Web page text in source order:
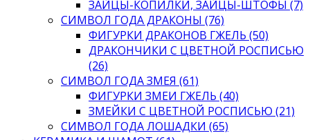
ЗАЙЦЫ-КОПИЛКИ, ЗАЙЦЫ-ШТОФЫ (7)
СИМВОЛ ГОДА ДРАКОНЫ (76)
ФИГУРКИ ДРАКОНОВ ГЖЕЛЬ (50)
ДРАКОНЧИКИ С ЦВЕТНОЙ РОСПИСЬЮ
(26)
СИМВОЛ ГОДА ЗМЕЯ (61)
ФИГУРКИ ЗМЕИ ГЖЕЛЬ (40)
ЗМЕЙКИ С ЦВЕТНОЙ РОСПИСЬЮ (21)
СИМВОЛ ГОДА ЛОШАДКИ (65)